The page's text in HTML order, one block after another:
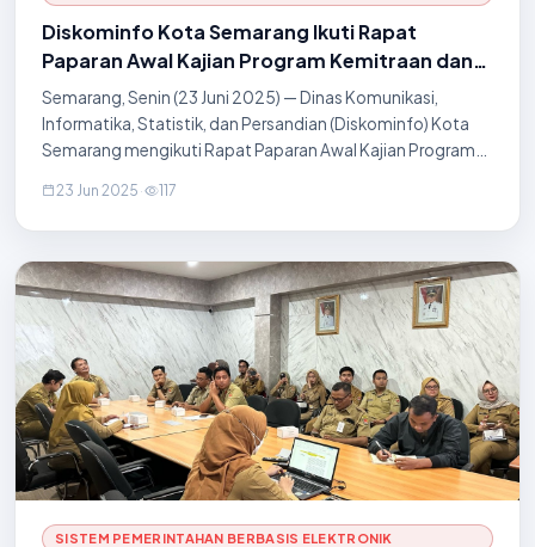
Diskominfo Kota Semarang Ikuti Rapat
Paparan Awal Kajian Program Kemitraan dan
Bina Lingkungan (CSR) Kota Semarang
Semarang, Senin (23 Juni 2025) — Dinas Komunikasi,
Informatika, Statistik, dan Persandian (Diskominfo) Kota
Semarang mengikuti Rapat Paparan Awal Kajian Program
Responsibility/CSR) yang diselenggarakan dalam
23 Jun 2025 · 117
SISTEM PEMERINTAHAN BERBASIS ELEKTRONIK